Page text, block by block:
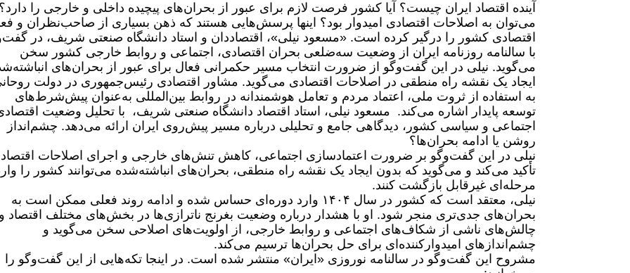
آینده اقتصاد ایران چیست؟ آیا کشور فرصت لازم برای عبور از بحران‌های پیچیده داخلی و خارجی را دارد؟
می‌توان به اصلاحات اقتصادی امیدوار بود؟ اینها پرسش‌هایی هستند که ذهن بسیاری از صاحب‌نظران و
اقتصادی کشور را درگیر کرده‌ است. «مسعود نیلی»، اقتصاددان و استاد دانشگاه صنعتی شریف، در
با سالنامه روزنامه ایران از وضعیت سه‌ضلعی بحران اقتصادی، اجتماعی و روابط خارجی کشور سخن
می‌گوید. نیلی در این گفت‌وگو از ضرورت انتخاب مسیر حکمرانی فعال برای عبور از بحران‌های
ایجاد یک نقشه راه منطقی در اصلاحات اقتصادی می‌گوید. مشاور اقتصادی رئیس‌جمهوری در دولت
به استفاده از ثروت ملی، اعتماد مردم و تعامل هوشمندانه در روابط بین‌المللی به‌عنوان پیش‌شرط‌های
توسعه‌ پایدار اشاره می‌کند. مسعود نیلی، استاد اقتصاد دانشگاه صنعتی شریف، با تحلیل وضعیت
اجتماعی و سیاسی کشور، دیدگاهی جامع و تحلیلی درباره مسیر پیش‌روی ایران ارائه می‌دهد. چشم‌انداز
روشن یا ادامه بحران‌ها؟
نیلی در این گفت‌وگو بر ضرورت اعتماد‌سازی اجتماعی، کاهش تنش‌های خارجی و اجرای اصلاحات
تأکید می‌کند و می‌گوید که بدون ایجاد یک نقشه راه منطقی، بحران‌های انباشته‌شده می‌توانند کشور را
مرحله‌ای غیرقابل بازگشت کنند.
نیلی، معتقد است که کشور در سال ۱۴۰۴ وارد دوره‌ای حساس شده و ادامه روند فعلی ممکن است به
بحران‌های جدی‌تری منجر شود. او با هشدار درباره وضعیت بغرنج ناترازی‌ها در بخش‌های مختلف اقتصاد و
چالش‌های ناشی از شکاف‌های اجتماعی و روابط خارجی، از اولویت‌های اصلاحی سخن می‌گوید و
چشم‌اندازهای امیدوارکننده‌ای برای حل بحران‌ها ترسیم می‌کند.
مشروح این گفت‌و‌گو در سالنامه نوروزی «ایران» منتشر شده است. در اینجا تکه‌هایی از این گفت‌و‌گو را